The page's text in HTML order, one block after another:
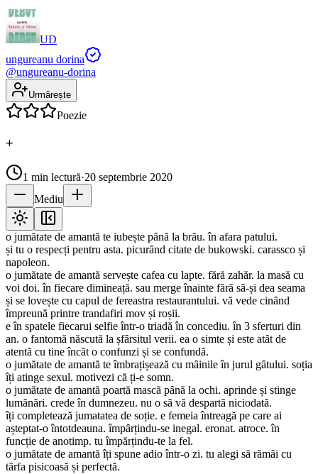
UD
ungureanu dorina
@ungureanu-dorina
Urmărește
Poezie
+
1 min lectură·20 septembrie 2020
Mediu
o jumătate de amantă te iubește pȃnă la brȃu. în afara patului.
și tu o respecți pentru asta. picurȃnd citate de bukowski. carassco și
napoleon.
o jumătate de amantă servește cafea cu lapte. fără zahăr. la masă cu
voi doi. în fiecare dimineață. sau merge înainte fără să-și dea seama
și se lovește cu capul de fereastra restaurantului. vă vede cinȃnd
împreună printre trandafiri mov și roșii.
e în spatele fiecarui selfie într-o triadă în concediu. în 3 sferturi din
an. o fantomă născută la șfȃrsitul verii. ea o simte și este atȃt de
atentă cu tine încȃt o confunzi și se confundă.
o jumătate de amantă te îmbrațișează cu mȃinile în jurul gȃtului. soția
îți atinge sexul. motivezi că ți-e somn.
o jumătate de amantă poartă mască pȃnă la ochi. aprinde și stinge
lumȃnări. crede în dumnezeu. nu o să vă despartă niciodată.
îți completează jumatatea de soție. e femeia întreagă pe care ai
așteptat-o întotdeauna. împȃrțindu-se inegal. eronat. atroce. în
funcție de anotimp. tu împărțindu-te la fel.
o jumătate de amantă îți spune adio într-o zi. tu alegi să rămȃi cu
tȃrfa pisicoasă și perfectă.